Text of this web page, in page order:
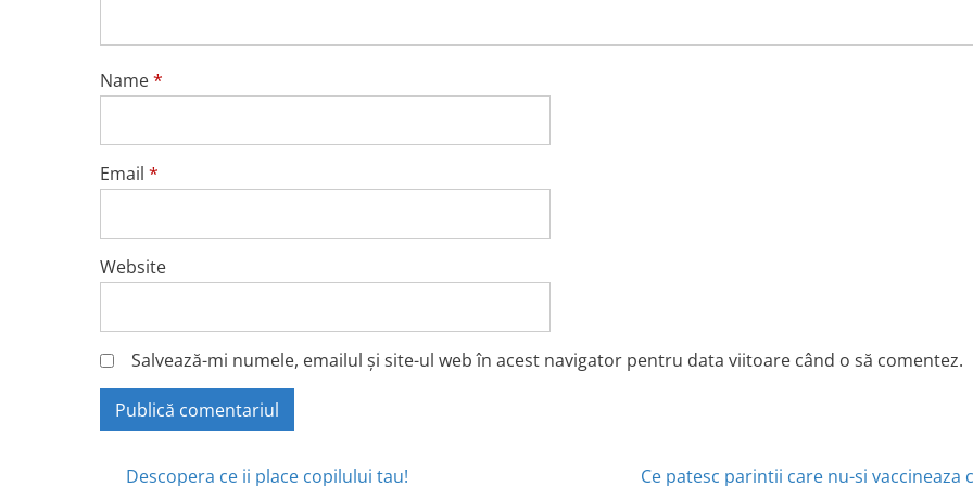
Name*
Email *
Website
Salvează-mi numele, emailul și site-ul web în acest navigator pentru data viitoare când o să comentez.
Descopera ce ii place copilului tau! Ce patesc parintii care nu-si vaccineaza